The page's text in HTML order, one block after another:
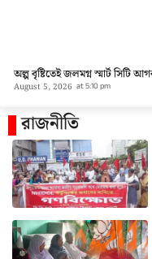
অল্প বৃষ্টিতেই জলমগ্ন স্মার্ট সিটি
August 5, 2026 at5:10 pm
রাজনীতি